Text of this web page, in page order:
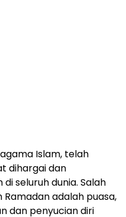
Islam, telah
dihargai dan
seluruh dunia. Salah
adalah puasa,
dan penyucian diri